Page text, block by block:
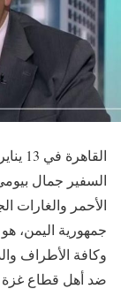
السفير جمال
الأحمر والغارات
جمهورية اليمن،
وكافة الأطراف
ضد أهل قطاع غزة